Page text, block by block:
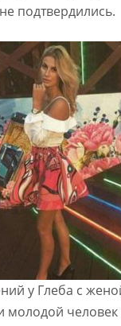
подтвердились.
у Глеба с
молодой человек